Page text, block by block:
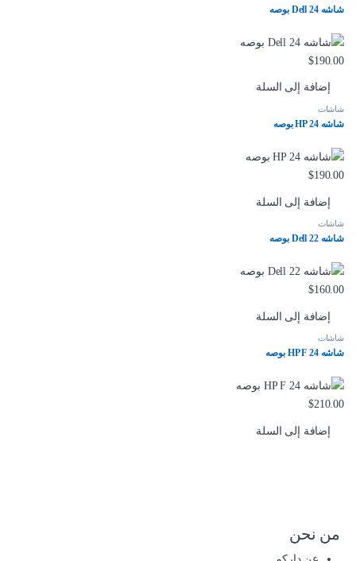
شاشه Dell 24 بوصه
$190.00
إضافة إلى السلة
شاشات
شاشه HP 24 بوصه
$190.00
إضافة إلى السلة
شاشات
شاشه Dell 22 بوصه
$160.00
إضافة إلى السلة
شاشات
شاشه HP F 24 بوصه
$210.00
إضافة إلى السلة
من نحن